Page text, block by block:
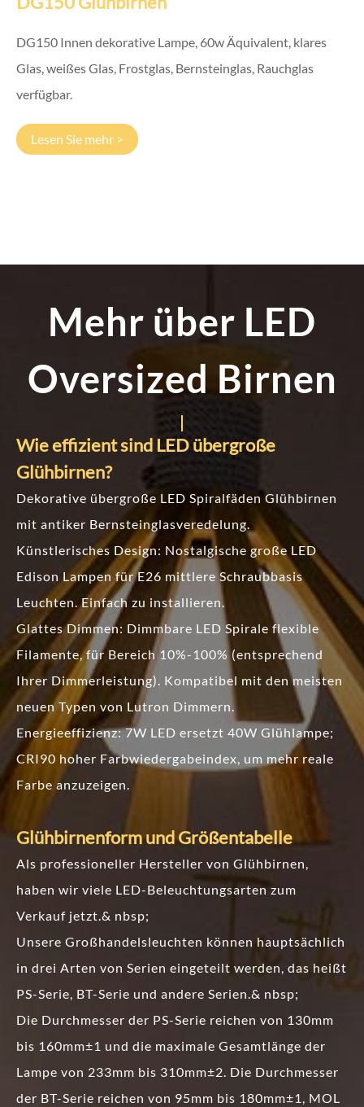
DG150 Innen dekorative Lampe, 60w Äquivalent, klares
Glas, weißes Glas, Frostglas, Bernsteinglas, Rauchglas
verfügbar.
Lesen Sie mehr >
Mehr über LED
Oversized Birnen
Wie effizient sind LED übergroße
Glühbirnen?
Dekorative übergroße LED Spiralfäden Glühbirnen
mit antiker Bernsteinglasveredelung.
Künstlerisches Design: Nostalgische große LED
Edison Lampen für E26 mittlere Schraubbasis
Leuchten. Einfach zu installieren.
Glattes Dimmen: Dimmbare LED Spirale flexible
Filamente, für Bereich 10%-100% (entsprechend
Ihrer Dimmerleistung). Kompatibel mit den meisten
neuen Typen von Lutron Dimmern.
Energieeffizienz: 7W LED ersetzt 40W Glühlampe;
CRI90 hoher Farbwiedergabeindex, um mehr reale
Farbe anzuzeigen.
Glühbirnenform und Größentabelle
Als professioneller Hersteller von Glühbirnen,
haben wir viele LED-Beleuchtungsarten zum
Verkauf jetzt.& nbsp;
Unsere Großhandelsleuchten können hauptsächlich
in drei Arten von Serien eingeteilt werden, das heißt
PS-Serie, BT-Serie und andere Serien.& nbsp;
Die Durchmesser der PS-Serie reichen von 130mm
bis 160mm±1 und die maximale Gesamtlänge der
Lampe von 233mm bis 310mm±2. Die Durchmesser
der BT-Serie reichen von 95mm bis 180mm±1, MOL